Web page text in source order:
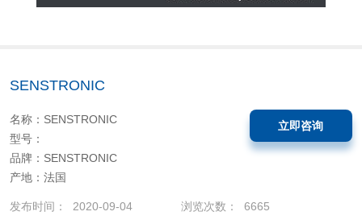
SENSTRONIC
名称：SENSTRONIC
型号：
品牌：SENSTRONIC
产地：法国
立即咨询
发布时间： 2020-09-04 浏览次数： 6665